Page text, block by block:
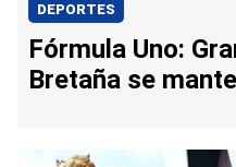
DEPORTES
Fórmula Uno:
Bretaña se